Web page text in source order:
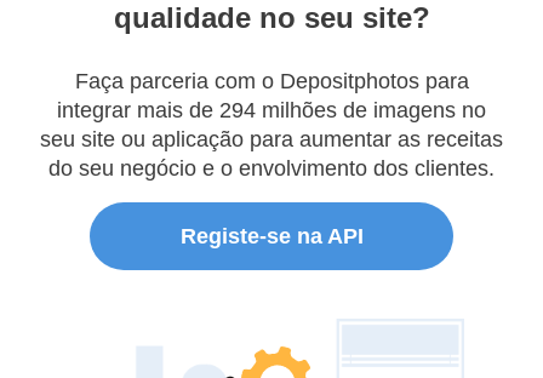
qualidadeno seu site?
Faça parceria com o Depositphotos para
integrar mais de 294 milhões de imagens no
seu site ou aplicação para aumentar as receitas
do seu negócio e o envolvimento dos clientes.
Registe-se na API